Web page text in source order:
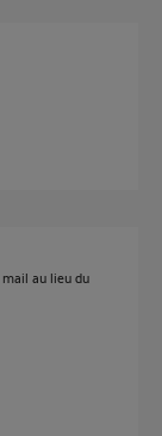
au lieu du